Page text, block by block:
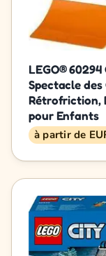
LEGO®
Spectacle
Rétrofriction,
pour Enfants
à partir de